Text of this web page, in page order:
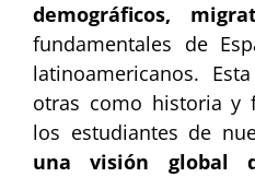
demográficos,
fundamentales de
latinoamericanos.
otras como historia y
los estudiantes de
una visión global